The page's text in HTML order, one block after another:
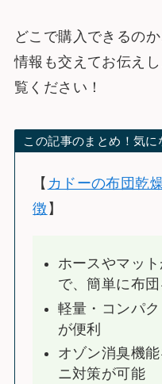
どこで購入できるの
情報も交えてお伝え
覧ください！
この記事のまとめ！気
【 カドーの布団乾
徴 】
ホースやマッ
で、簡単に布
軽量・コンパ
が便利
オゾン消臭機
ニ対策が可能